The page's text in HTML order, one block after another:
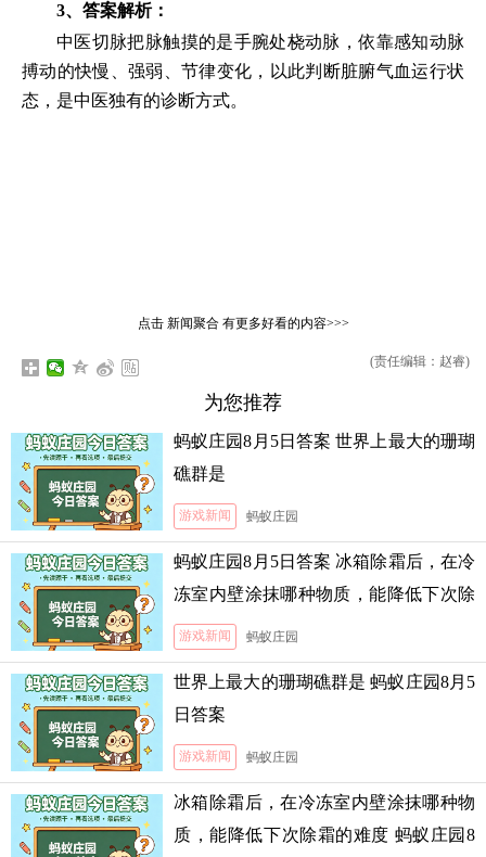
3、答案解析：
中医切脉把脉触摸的是手腕处桡动脉，依靠感知动脉
搏动的快慢、强弱、节律变化，以此判断脏腑气血运行状
态，是中医独有的诊断方式。
点击 新闻聚合有更多好看的内容>>>
(责任编辑：赵睿)
为您推荐
蚂蚁庄园8月5日答案 世界上最大的珊瑚
礁群是
游戏新闻 蚂蚁庄园
蚂蚁庄园8月5日答案 冰箱除霜后，在冷
冻室内壁涂抹哪种物质，能降低下次除
霜的难度
游戏新闻 蚂蚁庄园
世界上最大的珊瑚礁群是 蚂蚁庄园8月5
日答案
游戏新闻 蚂蚁庄园
冰箱除霜后，在冷冻室内壁涂抹哪种物
质，能降低下次除霜的难度 蚂蚁庄园8